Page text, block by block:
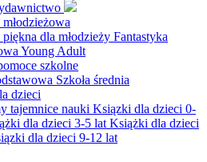
dla młodzieży Fantastyka
Young Adult
szkolne
Szkoła średnia
dzieci
tajemnice nauki Ksiązki dla dzieci 0-
dla dzieci 3-5 lat Książki dla dzieci
dla dzieci 9-12 lat